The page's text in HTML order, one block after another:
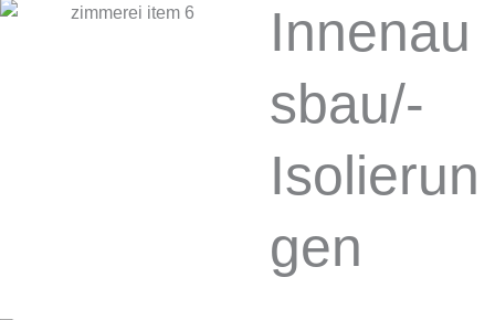
Innenau
sbau/­
Isolierun
gen